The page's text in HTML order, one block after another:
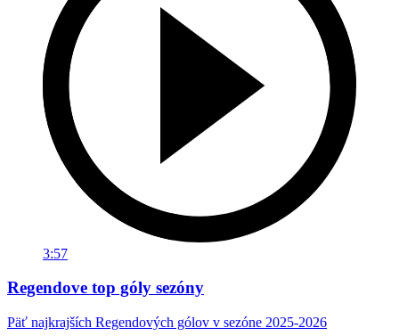
3:57
Regendove top góly sezóny
Päť najkrajších Regendových gólov v sezóne 2025-2026